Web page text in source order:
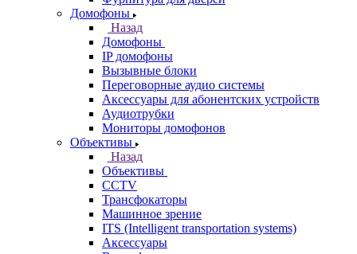
Домофоны
Назад
Домофоны
IP домофоны
Вызывные блоки
Переговорные аудио системы
Аксессуары для абонентских устройств
Аудиотрубки
Мониторы домофонов
Объективы
Назад
Объективы
CCTV
Трансфокаторы
Машинное зрение
ITS (Intelligent transportation systems)
Аксессуары